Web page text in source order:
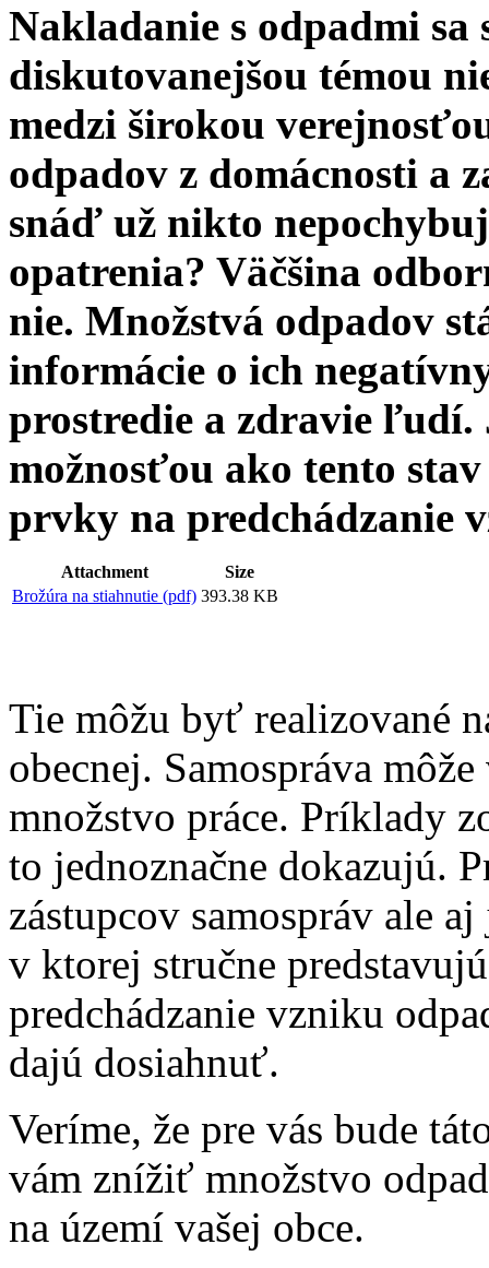
Nakladanie s odpadmi sa
diskutovanejšou témou
medzi širokou
odpadov z domácnosti a
snáď už nikto
opatrenia? Väčšina
nie. Množstvá odpadov
informácie o ich
prostredie a zdravie
možnosťou ako tento
prvky na predchádzanie
Attachment
Size
Brožúra na stiahnutie (pdf) 393.38 KB
Tie môžu byť realizované
obecnej. Samospráva
množstvo práce. Príklady
to jednoznačne dokazujú.
zástupcov samospráv ale
v ktorej stručne
predchádzanie vzniku
dajú dosiahnuť.
Veríme, že pre vás bude
vám znížiť množstvo
na území vašej obce.